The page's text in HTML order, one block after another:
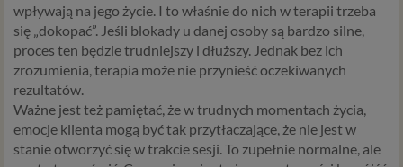
wpływają na jego życie. I to właśnie do nich w terapii trzeba
się „dokopać”. Jeśli blokady u danej osoby są bardzo silne,
proces ten będzie trudniejszy i dłuższy. Jednak bez ich
zrozumienia, terapia może nie przynieść oczekiwanych
rezultatów.
Ważne jest też pamiętać, że w trudnych momentach życia,
emocje klienta mogą być tak przytłaczające, że nie jest w
stanie otworzyć się w trakcie sesji. To zupełnie normalne, ale